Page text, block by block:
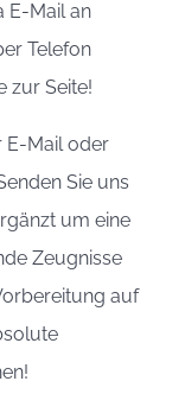
E-Mail an
Telefon
zur Seite!
E-Mail oder
Sie uns
um eine
Zeugnisse
auf